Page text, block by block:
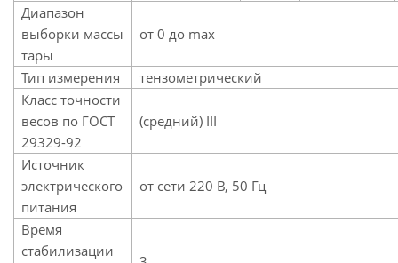
Диапазон
выборки массы
тары
от 0 до max
Тип измерения
тензометрический
Класс точности
весов по ГОСТ
29329-92
(средний) III
Источник
электрического
питания
от сети 220 В, 50 Гц
Время
стабилизации